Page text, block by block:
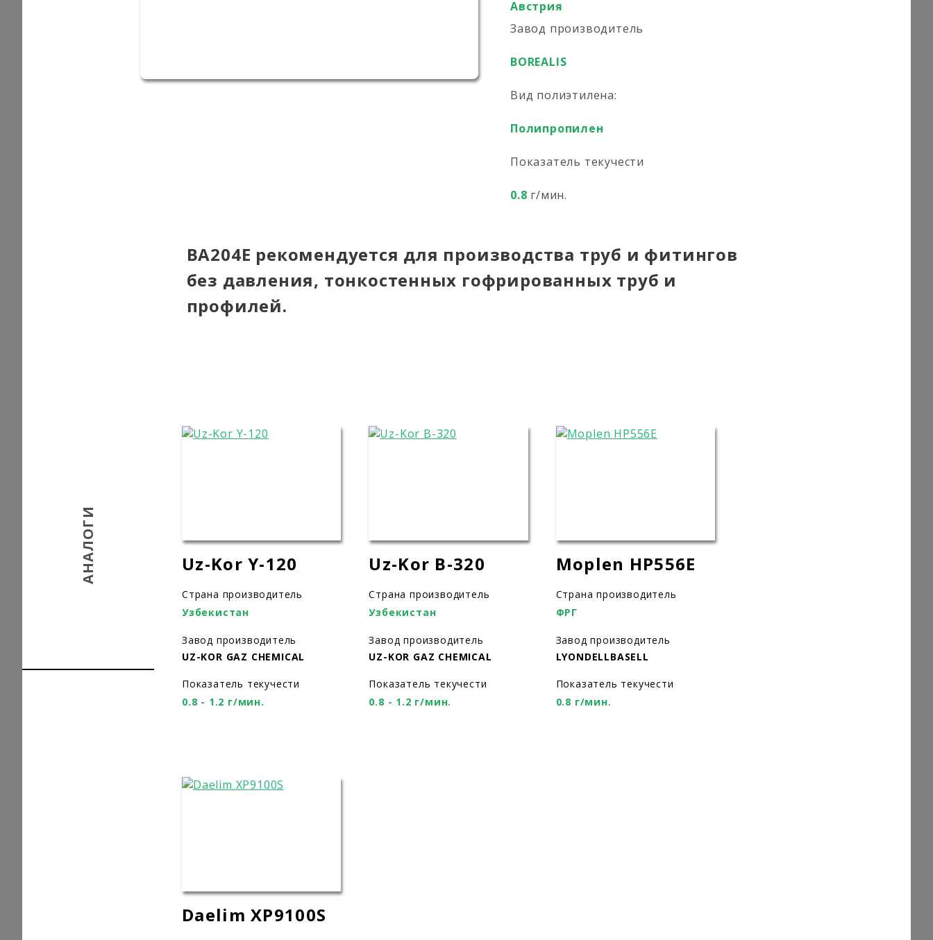
Австрия
Завод производитель
BOREALIS
Вид полиэтилена:
Полипропилен
Показатель текучести
0.8 г/мин.
BA204E рекомендуется для производства труб и фитингов
без давления, тонкостенных гофрированных труб и
профилей.
АНАЛОГИ Uz-Kor Y-120
Страна производитель
Узбекистан
Завод производитель
UZ-KOR GAZ CHEMICAL
Показатель текучести
0.8 - 1.2 г/мин.
Uz-Kor B-320
Страна производитель
Узбекистан
Завод производитель
UZ-KOR GAZ CHEMICAL
Показатель текучести
0.8 - 1.2 г/мин.
Moplen HP556E
Страна производитель
ФРГ
Завод производитель
LYONDELLBASELL
Показатель текучести
0.8 г/мин.
Daelim XP9100S